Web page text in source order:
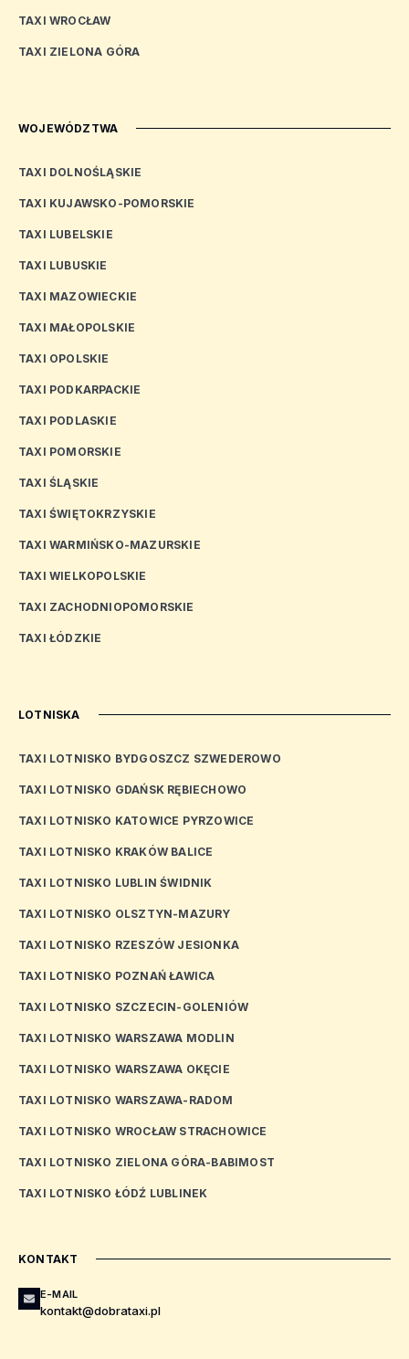
TAXI WROCŁAW
TAXI ZIELONA GÓRA
WOJEWÓDZTWA
TAXI DOLNOŚLĄSKIE
TAXI KUJAWSKO-POMORSKIE
TAXI LUBELSKIE
TAXI LUBUSKIE
TAXI MAZOWIECKIE
TAXI MAŁOPOLSKIE
TAXI OPOLSKIE
TAXI PODKARPACKIE
TAXI PODLASKIE
TAXI POMORSKIE
TAXI ŚLĄSKIE
TAXI ŚWIĘTOKRZYSKIE
TAXI WARMIŃSKO-MAZURSKIE
TAXI WIELKOPOLSKIE
TAXI ZACHODNIOPOMORSKIE
TAXI ŁÓDZKIE
LOTNISKA
TAXI LOTNISKO BYDGOSZCZ SZWEDEROWO
TAXI LOTNISKO GDAŃSK RĘBIECHOWO
TAXI LOTNISKO KATOWICE PYRZOWICE
TAXI LOTNISKO KRAKÓW BALICE
TAXI LOTNISKO LUBLIN ŚWIDNIK
TAXI LOTNISKO OLSZTYN-MAZURY
TAXI LOTNISKO RZESZÓW JESIONKA
TAXI LOTNISKO POZNAŃ ŁAWICA
TAXI LOTNISKO SZCZECIN-GOLENIÓW
TAXI LOTNISKO WARSZAWA MODLIN
TAXI LOTNISKO WARSZAWA OKĘCIE
TAXI LOTNISKO WARSZAWA-RADOM
TAXI LOTNISKO WROCŁAW STRACHOWICE
TAXI LOTNISKO ZIELONA GÓRA-BABIMOST
TAXI LOTNISKO ŁÓDŹ LUBLINEK
KONTAKT
E-MAIL
kontakt@dobrataxi.pl